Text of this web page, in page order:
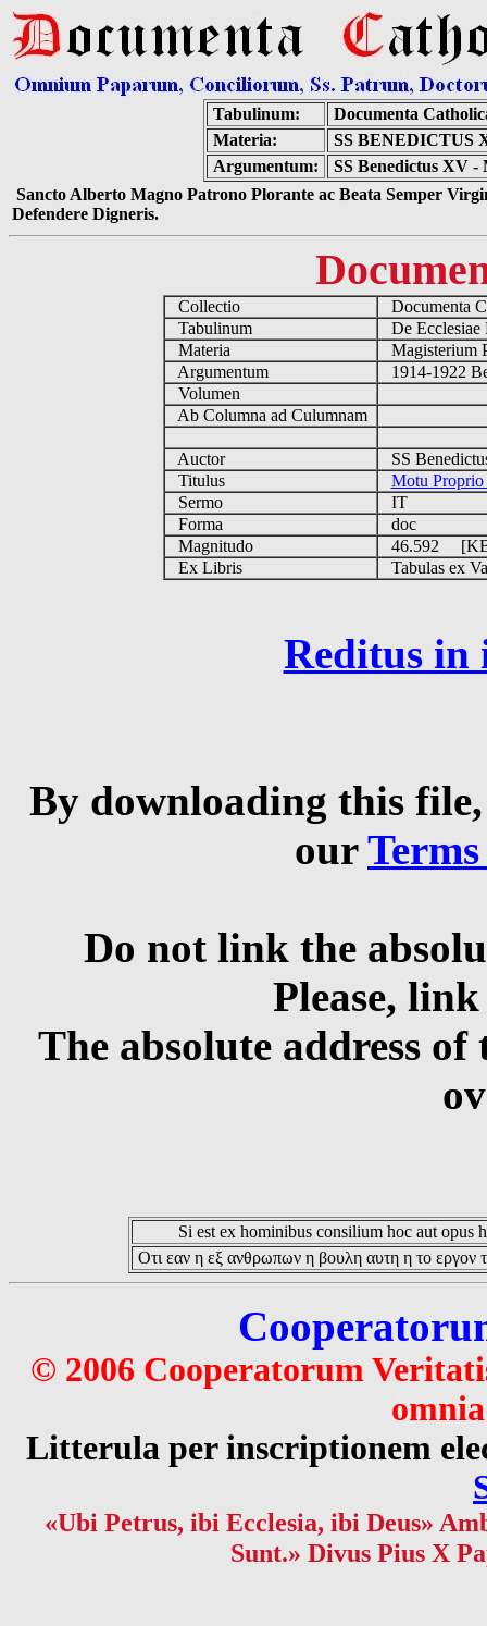
Tabulinum:
Documenta
Materia:
SS BENEDICTUS
Argumentum:
SS Benedictus XV
Sancto Alberto Magno Patrono Plorante ac Beata Semper
Defendere Digneris.
Collectio
Documenta
Tabulinum
De
Materia
Magisterium
Argumentum
1914-1922
Volumen
Ab Columna ad Culumnam
Auctor
SS
Titulus
Motu
Sermo
IT
Forma
doc
Magnitudo
46.592
Ex Libris
Tabulas ex
Reditus in
By downloading this
our
Do not link the
Please,
The absolute address
Si est ex hominibus consilium hoc aut opus
Οτι εαν η εξ ανθρωπων η βουλη αυτη η το εργον
© 2006 Cooperatorum
Litterula per inscriptionem
«Ubi Petrus, ibi Ecclesia, ibi Deus»
Sunt.» Divus Pius X